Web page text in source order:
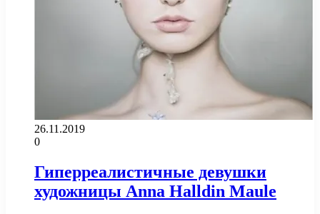
26.11.2019
0
Гиперреалистичные девушки
художницы Anna Halldin Maule